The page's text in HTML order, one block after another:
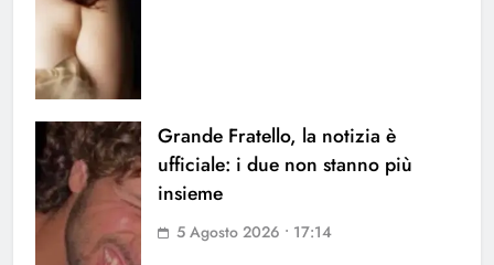
Grande Fratello, la notizia è
ufficiale: i due non stanno più
insieme
5 Agosto 2026 • 17:14